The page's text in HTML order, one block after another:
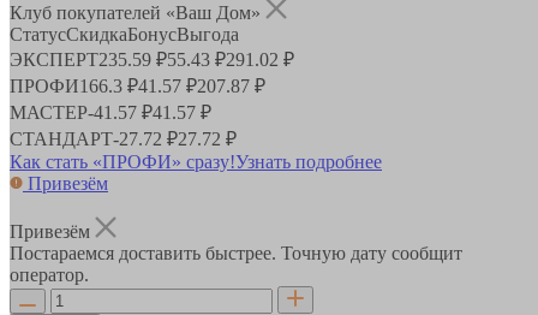
Клуб покупателей «Ваш Дом»
СтатусСкидкаБонусВыгода
ЭКСПЕРТ235.59 ₽55.43 ₽291.02 ₽
ПРОФИ166.3 ₽41.57 ₽207.87 ₽
МАСТЕР-41.57 ₽41.57 ₽
СТАНДАРТ-27.72 ₽27.72 ₽
Как стать «ПРОФИ» сразу!Узнать подробнее
Привезём
Привезём
Постараемся доставить быстрее. Точную дату сообщит
оператор.